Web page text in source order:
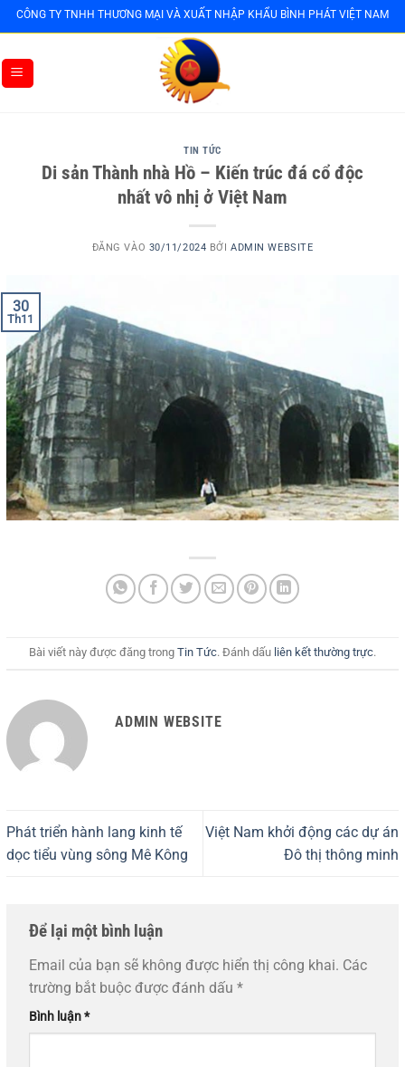
qua
nội
dung
CÔNG TY TNHH THƯƠNG MẠI VÀ XUẤT NHẬP KHẨU BÌNH PHÁT VIỆT NAM
TIN TỨC
Di sản Thành nhà Hồ – Kiến trúc đá cổ độc
nhất vô nhị ở Việt Nam
ĐĂNG VÀO 30/11/2024 BỞIADMIN WEBSITE
30
Th11
Bài viết này được đăng trong Tin Tức. Đánh dấu liên kết thường trực.
ADMIN WEBSITE
Phát triển hành lang kinh tế
dọc tiểu vùng sông Mê Kông
Việt Nam khởi động các dự án
Đô thị thông minh
Để lại một bình luận
Email của bạn sẽ không được hiển thị công khai. Các
trường bắt buộc được đánh dấu *
Bình luận*